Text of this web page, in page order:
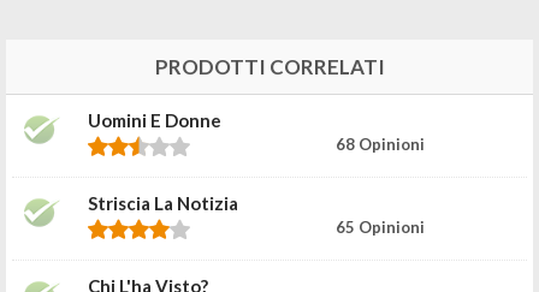
PRODOTTI CORRELATI
Uomini E Donne
68 Opinioni
Striscia La Notizia
65 Opinioni
Chi L'ha Visto?